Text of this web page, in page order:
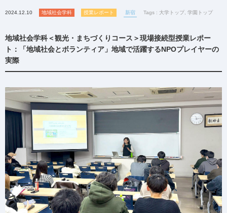
2024.12.10 地域社会学科 授業レポート 新宿 Tags : 大学トップ 学園トップ
地域社会学科＜観光・まちづくりコース＞現場接続型授業レポー
ト：「地域社会とボランティア」地域で活躍するNPOプレイヤーの
実際